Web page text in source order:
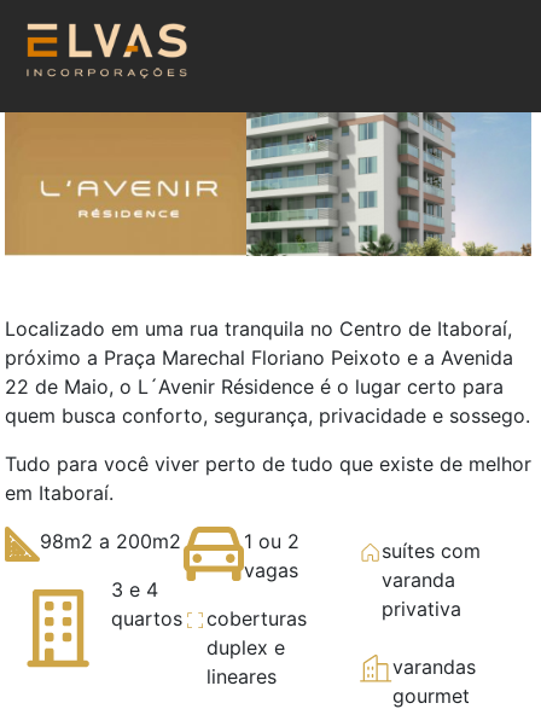
Empresa
Imóveis à venda
Portfólio
Localizado em uma rua tranquila no Centro de Itaboraí,
próximo a Praça Marechal Floriano Peixoto e a Avenida
22 de Maio, o L´Avenir Résidence é o lugar certo para
quem busca conforto, segurança, privacidade e sossego.
Tudo para você viver perto de tudo que existe de melhor
em Itaboraí.
98m2 a 200m2
3 e 4
quartos
1 ou 2
vagas
coberturas
duplex e
lineares
suítes com
varanda
privativa
varandas
gourmet